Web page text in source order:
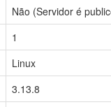
Não (Servidor é
1
Linux
3.13.8